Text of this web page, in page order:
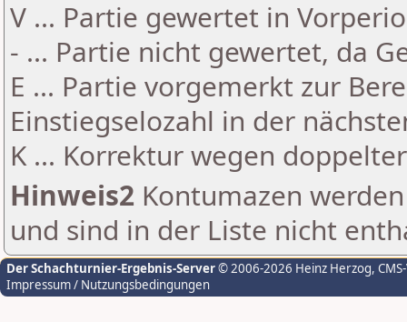
V ... Partie gewertet in
- ... Partie nicht gewertet, da
E ... Partie vorgemerkt zur
Einstiegselozahl in der
K ... Korrektur wegen
Hinweis2 Kontumazen
und sind in der Liste nicht
Der Schachturnier-Ergebnis-Server© 2006-2026 Heinz Herzog,
Impressum / Nutzungsbedingungen